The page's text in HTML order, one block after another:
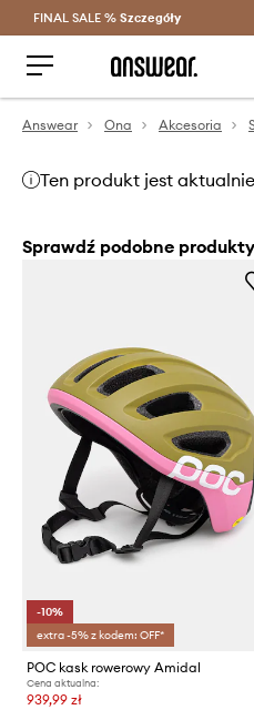
Oszczędzaj z
FINAL SALE % Szczegóły
Answear Ona Akcesoria
Ten produkt jest
Sprawdź podobne produkty
-10%
extra -5% z kodem: OFF*
POC kask rowerowy Amidal
Cena aktualna:
939,99 zł